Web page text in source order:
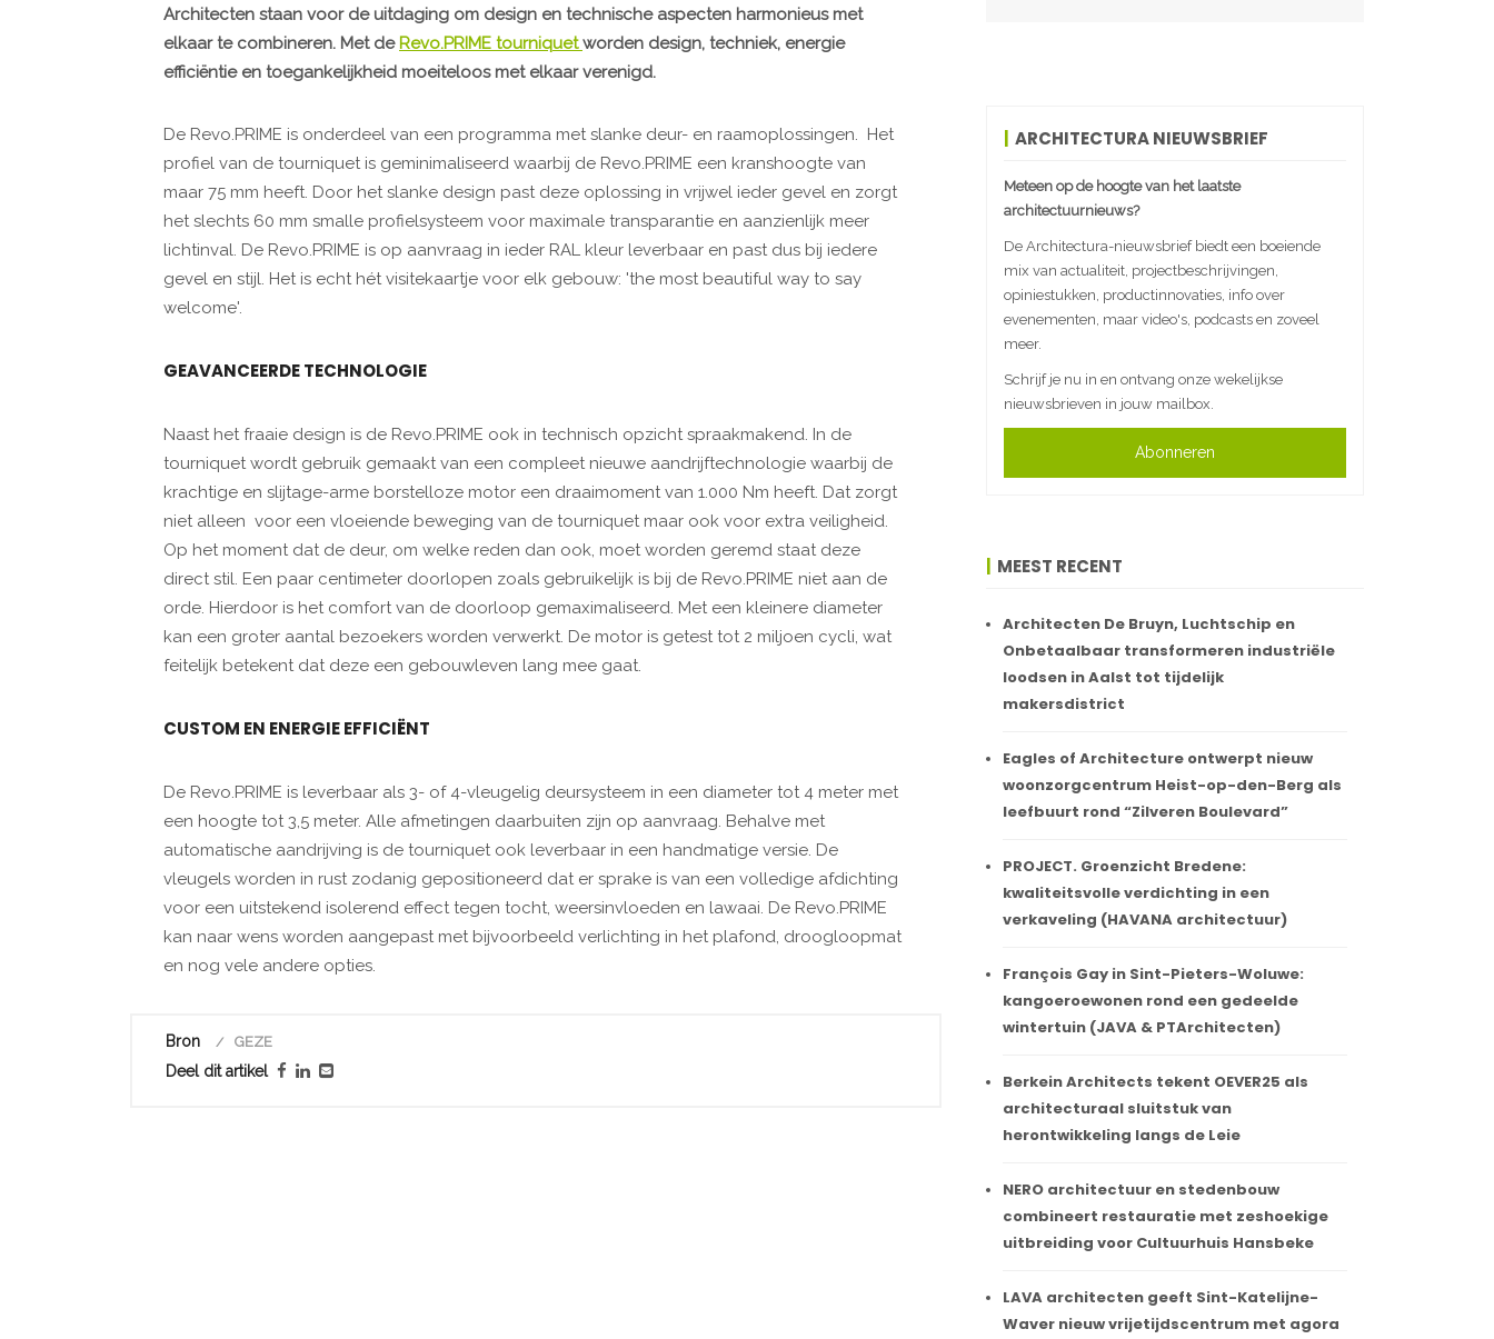
Architecten staan voor de uitdaging om design en technische aspecten harmonieus met
elkaar te combineren. Met de Revo.PRIME tourniquetworden design, techniek, energie
efficiëntie en toegankelijkheid moeiteloos met elkaar verenigd.
De Revo.PRIME is onderdeel van een programma met slanke deur- en raamoplossingen. Het
profiel van de tourniquet is geminimaliseerd waarbij de Revo.PRIME een kranshoogte van
maar 75 mm heeft. Door het slanke design past deze oplossing in vrijwel ieder gevel en zorgt
het slechts 60 mm smalle profielsysteem voor maximale transparantie en aanzienlijk meer
lichtinval. De Revo.PRIME is op aanvraag in ieder RAL kleur leverbaar en past dus bij iedere
gevel en stijl. Het is echt hét visitekaartje voor elk gebouw: 'the most beautiful way to say
welcome'.
GEAVANCEERDE TECHNOLOGIE
Naast het fraaie design is de Revo.PRIME ook in technisch opzicht spraakmakend. In de
tourniquet wordt gebruik gemaakt van een compleet nieuwe aandrijftechnologie waarbij de
krachtige en slijtage-arme borstelloze motor een draaimoment van 1.000 Nm heeft. Dat zorgt
niet alleen voor een vloeiende beweging van de tourniquet maar ook voor extra veiligheid.
Op het moment dat de deur, om welke reden dan ook, moet worden geremd staat deze
direct stil. Een paar centimeter doorlopen zoals gebruikelijk is bij de Revo.PRIME niet aan de
orde. Hierdoor is het comfort van de doorloop gemaximaliseerd. Met een kleinere diameter
kan een groter aantal bezoekers worden verwerkt. De motor is getest tot 2 miljoen cycli, wat
feitelijk betekent dat deze een gebouwleven lang mee gaat.
CUSTOM EN ENERGIE EFFICIËNT
De Revo.PRIME is leverbaar als 3- of 4-vleugelig deursysteem in een diameter tot 4 meter met
een hoogte tot 3,5 meter. Alle afmetingen daarbuiten zijn op aanvraag. Behalve met
automatische aandrijving is de tourniquet ook leverbaar in een handmatige versie. De
vleugels worden in rust zodanig gepositioneerd dat er sprake is van een volledige afdichting
voor een uitstekend isolerend effect tegen tocht, weersinvloeden en lawaai. De Revo.PRIME
kan naar wens worden aangepast met bijvoorbeeld verlichting in het plafond, droogloopmat
en nog vele andere opties.
Bron GEZE
Deel dit artikel
ARCHITECTURA NIEUWSBRIEF
Meteen op de hoogte van het laatste
architectuurnieuws?
De Architectura-nieuwsbrief biedt een boeiende
mix van actualiteit, projectbeschrijvingen,
opiniestukken, productinnovaties, info over
evenementen, maar video's, podcasts en zoveel
meer.
Schrijf je nu in en ontvang onze wekelijkse
nieuwsbrieven in jouw mailbox.
Abonneren
MEEST RECENT
Architecten De Bruyn, Luchtschip en
Onbetaalbaar transformeren industriële
loodsen in Aalst tot tijdelijk
makersdistrict
Eagles of Architecture ontwerpt nieuw
woonzorgcentrum Heist-op-den-Berg als
leefbuurt rond “Zilveren Boulevard”
PROJECT. Groenzicht Bredene:
kwaliteitsvolle verdichting in een
verkaveling (HAVANA architectuur)
François Gay in Sint-Pieters-Woluwe:
kangoeroewonen rond een gedeelde
wintertuin (JAVA & PTArchitecten)
Berkein Architects tekent OEVER25 als
architecturaal sluitstuk van
herontwikkeling langs de Leie
NERO architectuur en stedenbouw
combineert restauratie met zeshoekige
uitbreiding voor Cultuurhuis Hansbeke
LAVA architecten geeft Sint-Katelijne-
Waver nieuw vrijetijdscentrum met agora